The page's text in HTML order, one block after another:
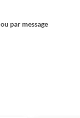
ou par message